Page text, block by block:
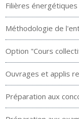
Filières énergétiques
Méthodologie de
Option "Cours
Ouvrages et applis
Préparation aux